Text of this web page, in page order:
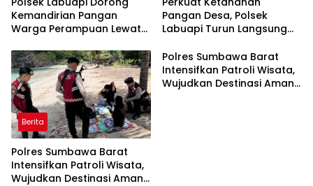
Kemandirian Pangan
Warga Perampuan Lewat
Rumah
Pangan Desa, Polsek
Labuapi Turun Langsung
Berita
Polres Sumbawa Barat
Intensifkan Patroli Wisata,
Wujudkan Destinasi Aman
Polres Sumbawa Barat
Intensifkan Patroli Wisata,
Wujudkan Destinasi Aman